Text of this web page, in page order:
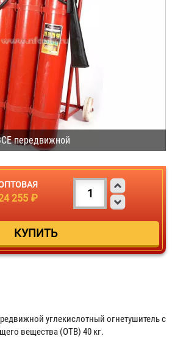
передвижной
255 ₽
углекислотный огнетушитель с
вещества (ОТВ) 40 кг.